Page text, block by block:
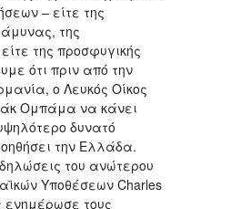
– είτε της
της
της προσφυγικής
ότι πριν από την
ο Λευκός Οίκος
Ομπάμα να κάνει
δυνατό
την Ελλάδα.
του ανώτερου
Υποθέσεων Charles
ενημέρωσε τους